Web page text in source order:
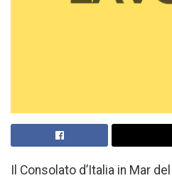
Il Consolato d’Italia in Mar